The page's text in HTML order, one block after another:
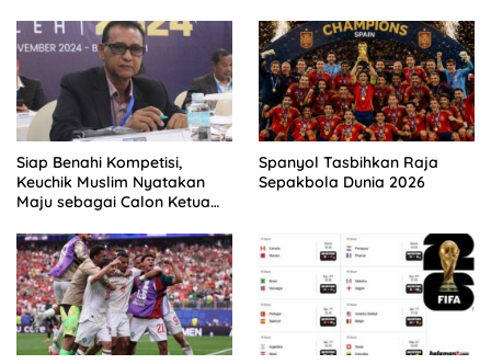
Siap Benahi Kompetisi,
Keuchik Muslim Nyatakan
Maju sebagai Calon Ketua
Spanyol Tasbihkan Raja
Sepakbola Dunia 2026